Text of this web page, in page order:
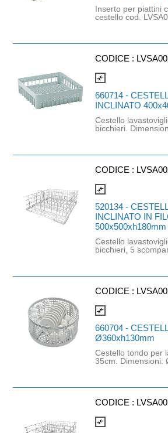
Inserto per piattini
cestello cod.
CODICE :
compare_arrows
660714 -
INCLINATO
Cestello
bicchieri.
CODICE :
compare_arrows
520134 -
INCLINATO IN
500x500xh180mm
Cestello
bicchieri, 5
Dimensioni
CODICE :
compare_arrows
660704 -
Ø360xh130mm
Cestello tondo per
35cm. Dimensioni:
CODICE :
compare_arrows